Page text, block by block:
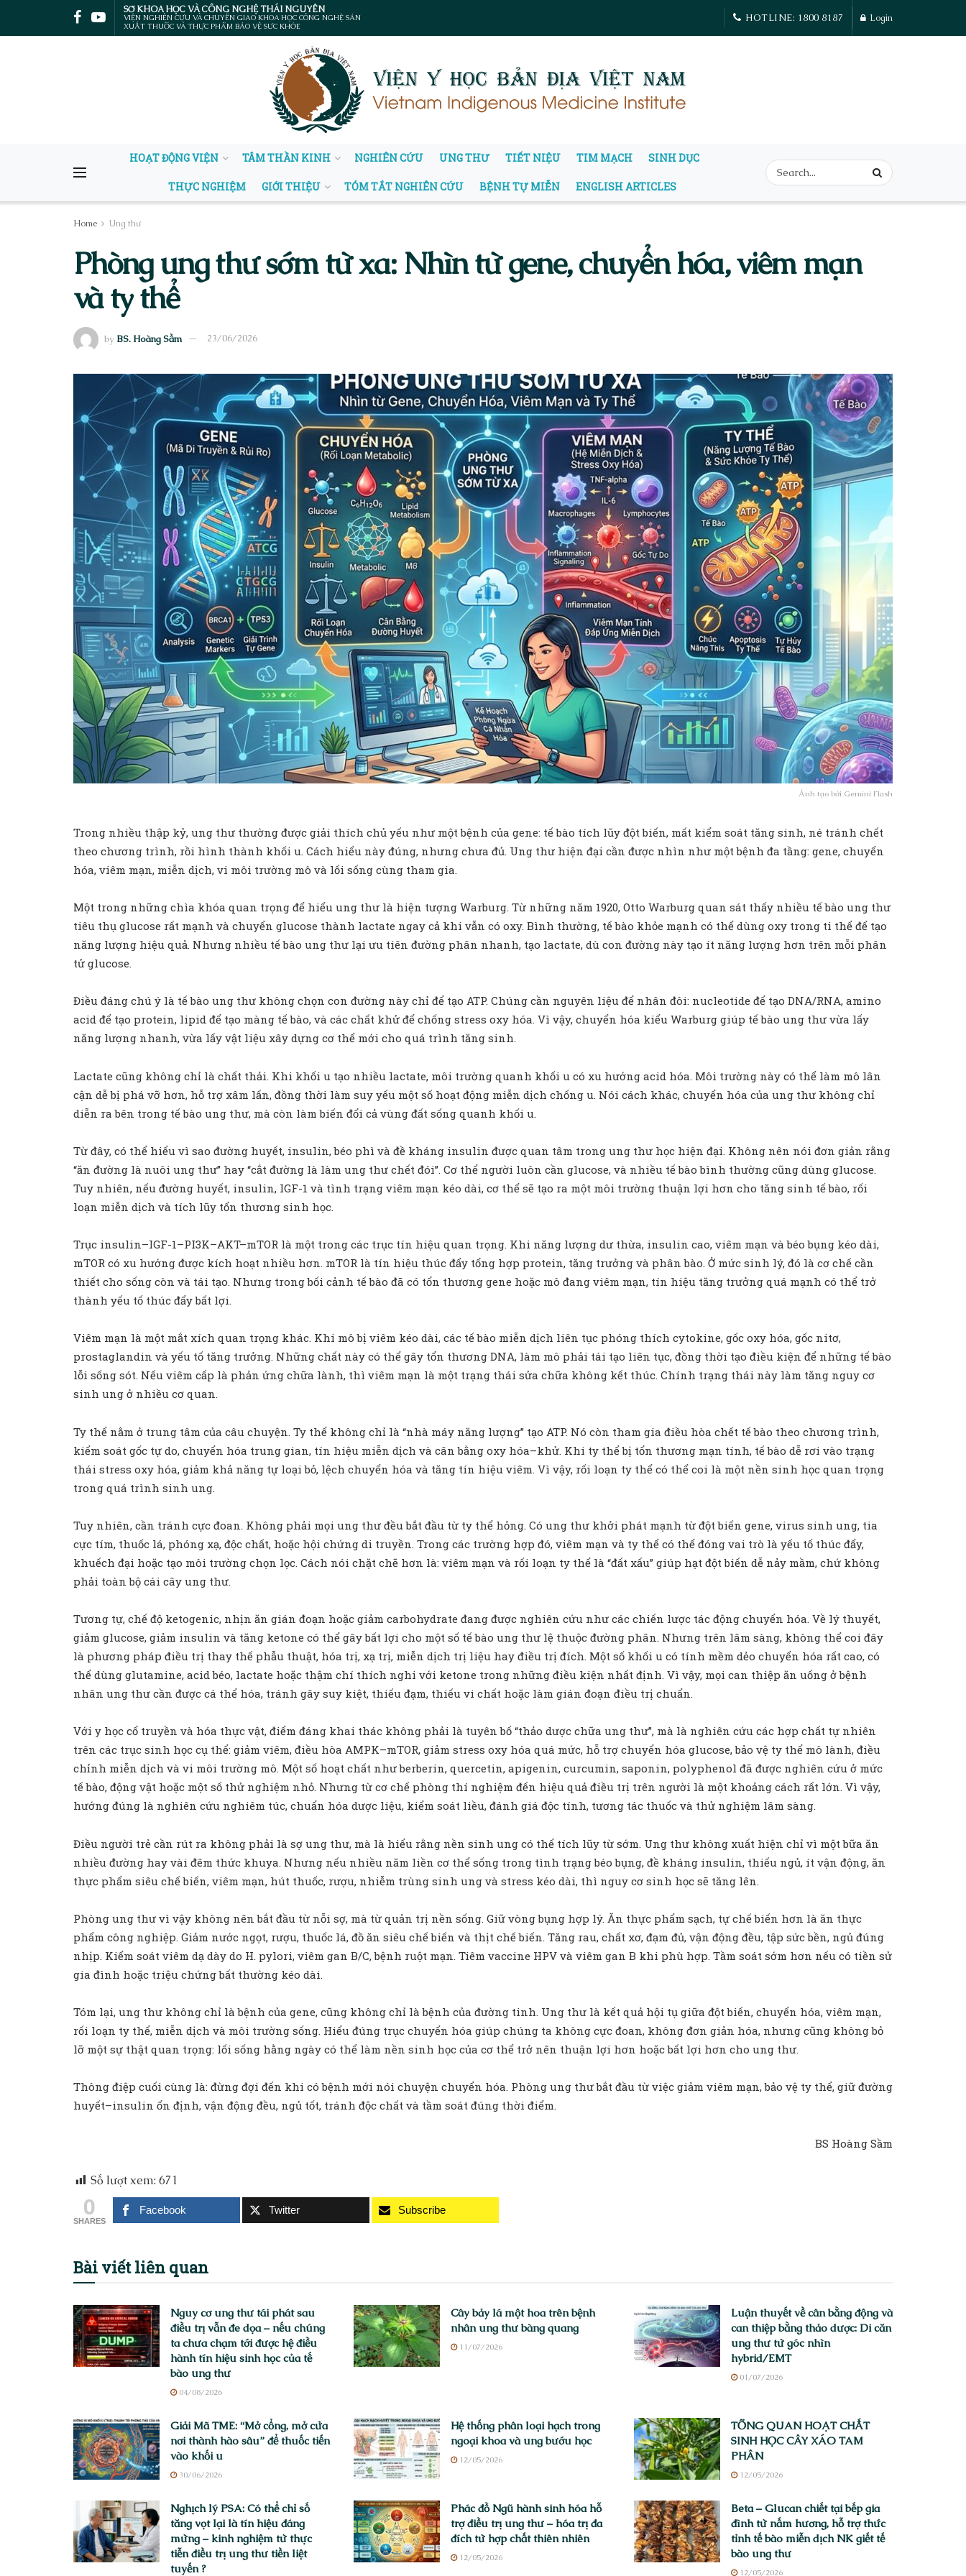
SỞ KHOA HỌC VÀ CÔNG NGHỆ THÁI NGUYÊN
VIỆN NGHIÊN CỨU VÀ CHUYỂN GIAO KHOA HỌC CÔNG NGHỆ SẢN
XUẤT THUỐC VÀ THỰC PHẨM BẢO VỆ SỨC KHỎE
HOTLINE: 1800 8187 Login
HOẠT ĐỘNG VIỆN TÂM THẦN KINH NGHIÊN CỨU UNG THƯ TIẾT NIỆU TIM MẠCH SINH DỤC
THỰC NGHIỆM GIỚI THIỆU TÓM TẮT NGHIÊN CỨU BỆNH TỰ MIỄN ENGLISH ARTICLES
Home Ung thư
Phòng ung thư sớm từ xa: Nhìn từ gene, chuyển hóa, viêm mạn
và ty thể
by BS. Hoàng Sầm 23/06/2026
Ảnh tạo bởi Gemini Flash
Trong nhiều thập kỷ, ung thư thường được giải thích chủ yếu như một bệnh của gene: tế bào tích lũy đột biến, mất kiểm soát tăng sinh, né tránh chết
theo chương trình, rồi hình thành khối u. Cách hiểu này đúng, nhưng chưa đủ. Ung thư hiện đại cần được nhìn như một bệnh đa tầng: gene, chuyển
hóa, viêm mạn, miễn dịch, vi môi trường mô và lối sống cùng tham gia.
Một trong những chìa khóa quan trọng để hiểu ung thư là hiện tượng Warburg. Từ những năm 1920, Otto Warburg quan sát thấy nhiều tế bào ung thư
tiêu thụ glucose rất mạnh và chuyển glucose thành lactate ngay cả khi vẫn có oxy. Bình thường, tế bào khỏe mạnh có thể dùng oxy trong ti thể để tạo
năng lượng hiệu quả. Nhưng nhiều tế bào ung thư lại ưu tiên đường phân nhanh, tạo lactate, dù con đường này tạo ít năng lượng hơn trên mỗi phân
tử glucose.
Điều đáng chú ý là tế bào ung thư không chọn con đường này chỉ để tạo ATP. Chúng cần nguyên liệu để nhân đôi: nucleotide để tạo DNA/RNA, amino
acid để tạo protein, lipid để tạo màng tế bào, và các chất khử để chống stress oxy hóa. Vì vậy, chuyển hóa kiểu Warburg giúp tế bào ung thư vừa lấy
năng lượng nhanh, vừa lấy vật liệu xây dựng cơ thể mới cho quá trình tăng sinh.
Lactate cũng không chỉ là chất thải. Khi khối u tạo nhiều lactate, môi trường quanh khối u có xu hướng acid hóa. Môi trường này có thể làm mô lân
cận dễ bị phá vỡ hơn, hỗ trợ xâm lấn, đồng thời làm suy yếu một số hoạt động miễn dịch chống u. Nói cách khác, chuyển hóa của ung thư không chỉ
diễn ra bên trong tế bào ung thư, mà còn làm biến đổi cả vùng đất sống quanh khối u.
Từ đây, có thể hiểu vì sao đường huyết, insulin, béo phì và đề kháng insulin được quan tâm trong ung thư học hiện đại. Không nên nói đơn giản rằng
“ăn đường là nuôi ung thư” hay “cắt đường là làm ung thư chết đói”. Cơ thể người luôn cần glucose, và nhiều tế bào bình thường cũng dùng glucose.
Tuy nhiên, nếu đường huyết, insulin, IGF-1 và tình trạng viêm mạn kéo dài, cơ thể sẽ tạo ra một môi trường thuận lợi hơn cho tăng sinh tế bào, rối
loạn miễn dịch và tích lũy tổn thương sinh học.
Trục insulin–IGF-1–PI3K–AKT–mTOR là một trong các trục tín hiệu quan trọng. Khi năng lượng dư thừa, insulin cao, viêm mạn và béo bụng kéo dài,
mTOR có xu hướng được kích hoạt nhiều hơn. mTOR là tín hiệu thúc đẩy tổng hợp protein, tăng trưởng và phân bào. Ở mức sinh lý, đó là cơ chế cần
thiết cho sống còn và tái tạo. Nhưng trong bối cảnh tế bào đã có tổn thương gene hoặc mô đang viêm mạn, tín hiệu tăng trưởng quá mạnh có thể trở
thành yếu tố thúc đẩy bất lợi.
Viêm mạn là một mắt xích quan trọng khác. Khi mô bị viêm kéo dài, các tế bào miễn dịch liên tục phóng thích cytokine, gốc oxy hóa, gốc nitơ,
prostaglandin và yếu tố tăng trưởng. Những chất này có thể gây tổn thương DNA, làm mô phải tái tạo liên tục, đồng thời tạo điều kiện để những tế bào
lỗi sống sót. Nếu viêm cấp là phản ứng chữa lành, thì viêm mạn là một trạng thái sửa chữa không kết thúc. Chính trạng thái này làm tăng nguy cơ
sinh ung ở nhiều cơ quan.
Ty thể nằm ở trung tâm của câu chuyện. Ty thể không chỉ là “nhà máy năng lượng” tạo ATP. Nó còn tham gia điều hòa chết tế bào theo chương trình,
kiểm soát gốc tự do, chuyển hóa trung gian, tín hiệu miễn dịch và cân bằng oxy hóa–khử. Khi ty thể bị tổn thương mạn tính, tế bào dễ rơi vào trạng
thái stress oxy hóa, giảm khả năng tự loại bỏ, lệch chuyển hóa và tăng tín hiệu viêm. Vì vậy, rối loạn ty thể có thể coi là một nền sinh học quan trọng
trong quá trình sinh ung.
Tuy nhiên, cần tránh cực đoan. Không phải mọi ung thư đều bắt đầu từ ty thể hỏng. Có ung thư khởi phát mạnh từ đột biến gene, virus sinh ung, tia
cực tím, thuốc lá, phóng xạ, độc chất, hoặc hội chứng di truyền. Trong các trường hợp đó, viêm mạn và ty thể có thể đóng vai trò là yếu tố thúc đẩy,
khuếch đại hoặc tạo môi trường chọn lọc. Cách nói chặt chẽ hơn là: viêm mạn và rối loạn ty thể là “đất xấu” giúp hạt đột biến dễ nảy mầm, chứ không
phải toàn bộ cái cây ung thư.
Tương tự, chế độ ketogenic, nhịn ăn gián đoạn hoặc giảm carbohydrate đang được nghiên cứu như các chiến lược tác động chuyển hóa. Về lý thuyết,
giảm glucose, giảm insulin và tăng ketone có thể gây bất lợi cho một số tế bào ung thư lệ thuộc đường phân. Nhưng trên lâm sàng, không thể coi đây
là phương pháp điều trị thay thế phẫu thuật, hóa trị, xạ trị, miễn dịch trị liệu hay điều trị đích. Một số khối u có tính mềm dẻo chuyển hóa rất cao, có
thể dùng glutamine, acid béo, lactate hoặc thậm chí thích nghi với ketone trong những điều kiện nhất định. Vì vậy, mọi can thiệp ăn uống ở bệnh
nhân ung thư cần được cá thể hóa, tránh gây suy kiệt, thiếu đạm, thiếu vi chất hoặc làm gián đoạn điều trị chuẩn.
Với y học cổ truyền và hóa thực vật, điểm đáng khai thác không phải là tuyên bố “thảo dược chữa ung thư”, mà là nghiên cứu các hợp chất tự nhiên
trên các trục sinh học cụ thể: giảm viêm, điều hòa AMPK–mTOR, giảm stress oxy hóa quá mức, hỗ trợ chuyển hóa glucose, bảo vệ ty thể mô lành, điều
chỉnh miễn dịch và vi môi trường mô. Một số hoạt chất như berberin, quercetin, apigenin, curcumin, saponin, polyphenol đã được nghiên cứu ở mức
tế bào, động vật hoặc một số thử nghiệm nhỏ. Nhưng từ cơ chế phòng thí nghiệm đến hiệu quả điều trị trên người là một khoảng cách rất lớn. Vì vậy,
hướng đúng là nghiên cứu nghiêm túc, chuẩn hóa dược liệu, kiểm soát liều, đánh giá độc tính, tương tác thuốc và thử nghiệm lâm sàng.
Điều người trẻ cần rút ra không phải là sợ ung thư, mà là hiểu rằng nền sinh ung có thể tích lũy từ sớm. Ung thư không xuất hiện chỉ vì một bữa ăn
nhiều đường hay vài đêm thức khuya. Nhưng nếu nhiều năm liền cơ thể sống trong tình trạng béo bụng, đề kháng insulin, thiếu ngủ, ít vận động, ăn
thực phẩm siêu chế biến, viêm mạn, hút thuốc, rượu, nhiễm trùng sinh ung và stress kéo dài, thì nguy cơ sinh học sẽ tăng lên.
Phòng ung thư vì vậy không nên bắt đầu từ nỗi sợ, mà từ quản trị nền sống. Giữ vòng bụng hợp lý. Ăn thực phẩm sạch, tự chế biến hơn là ăn thực
phẩm công nghiệp. Giảm nước ngọt, rượu, thuốc lá, đồ ăn siêu chế biến và thịt chế biến. Tăng rau, chất xơ, đạm đủ, vận động đều, tập sức bền, ngủ đúng
nhịp. Kiểm soát viêm dạ dày do H. pylori, viêm gan B/C, bệnh ruột mạn. Tiêm vaccine HPV và viêm gan B khi phù hợp. Tầm soát sớm hơn nếu có tiền sử
gia đình hoặc triệu chứng bất thường kéo dài.
Tóm lại, ung thư không chỉ là bệnh của gene, cũng không chỉ là bệnh của đường tinh. Ung thư là kết quả hội tụ giữa đột biến, chuyển hóa, viêm mạn,
rối loạn ty thể, miễn dịch và môi trường sống. Hiểu đúng trục chuyển hóa giúp chúng ta không cực đoan, không đơn giản hóa, nhưng cũng không bỏ
lỡ một sự thật quan trọng: lối sống hằng ngày có thể làm nền sinh học của cơ thể trở nên thuận lợi hơn hoặc bất lợi hơn cho ung thư.
Thông điệp cuối cùng là: đừng đợi đến khi có bệnh mới nói chuyện chuyển hóa. Phòng ung thư bắt đầu từ việc giảm viêm mạn, bảo vệ ty thể, giữ đường
huyết–insulin ổn định, vận động đều, ngủ tốt, tránh độc chất và tầm soát đúng thời điểm.
BS Hoàng Sầm
Số lượt xem: 671
0
SHARES
Facebook Twitter Subscribe
Bài viếtliên quan
Nguy cơ ung thư tái phát sau
điều trị vẫn đe dọa – nếu chúng
ta chưa chạm tới được hệ điều
hành tín hiệu sinh học của tế
bào ung thư
04/08/2026
Cây bảy lá một hoa trên bệnh
nhân ung thư bàng quang
11/07/2026
Luận thuyết về cân bằng động và
can thiệp bằng thảo dược: Di căn
ung thư từ góc nhìn
hybrid/EMT
01/07/2026
Giải Mã TME: “Mở cổng, mở cửa
nơi thành hào sâu” để thuốc tiến
vào khối u
30/06/2026
Hệ thống phân loại hạch trong
ngoại khoa và ung bướu học
12/05/2026
TỔNG QUAN HOẠT CHẤT
SINH HỌC CÂY XÁO TAM
PHÂN
12/05/2026
Nghịch lý PSA: Có thể chỉ số
tăng vọt lại là tín hiệu đáng
mừng – kinh nghiệm từ thực
tiễn điều trị ung thư tiền liệt
tuyến ?
Phác đồ Ngũ hành sinh hóa hỗ
trợ điều trị ung thư – hóa trị đa
đích từ hợp chất thiên nhiên
12/05/2026
Beta – Glucan chiết tại bếp gia
đình từ nấm hương, hỗ trợ thức
tỉnh tế bào miễn dịch NK giết tế
bào ung thư
12/05/2026